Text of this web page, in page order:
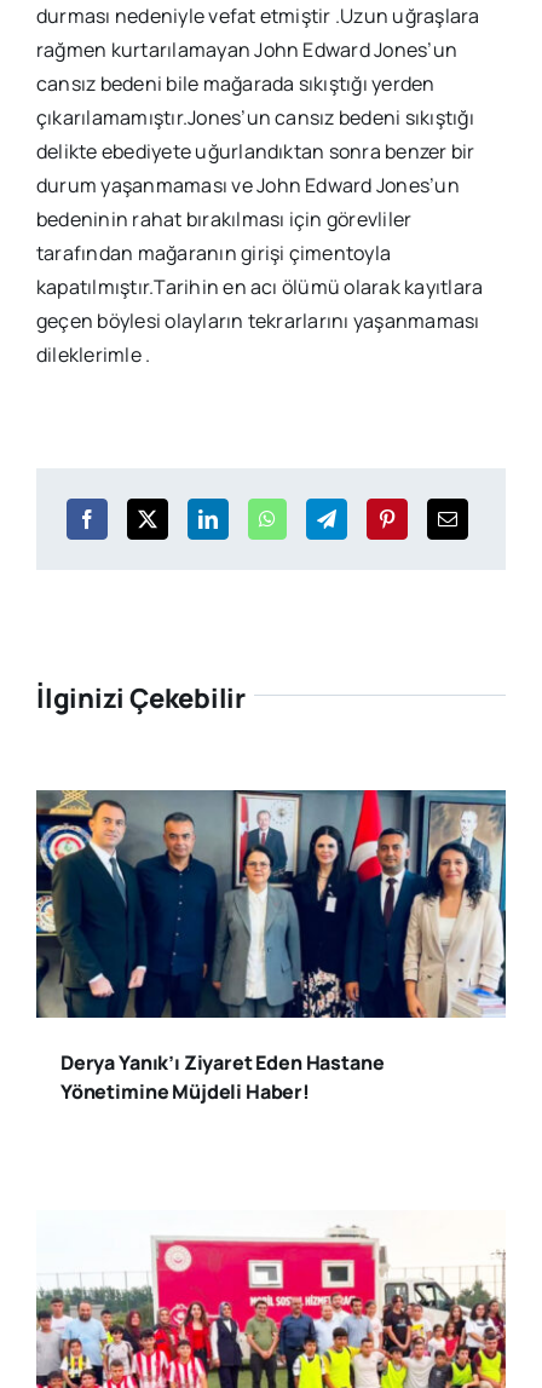
durması nedeniyle vefat etmiştir .Uzun uğraşlara
rağmen kurtarılamayan John Edward Jones’un
cansız bedeni bile mağarada sıkıştığı yerden
çıkarılamamıştır.Jones’un cansız bedeni sıkıştığı
delikte ebediyete uğurlandıktan sonra benzer bir
durum yaşanmaması ve John Edward Jones’un
bedeninin rahat bırakılması için görevliler
tarafından mağaranın girişi çimentoyla
kapatılmıştır.Tarihin en acı ölümü olarak kayıtlara
geçen böylesi olayların tekrarlarını yaşanmaması
dileklerimle .
İlginizi Çekebilir
Derya Yanık’ı Ziyaret Eden Hastane
Yönetimine Müjdeli Haber!